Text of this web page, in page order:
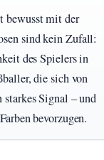
bewusst mit der
sind kein Zufall:
des Spielers in
die sich von
starkes Signal – und
bevorzugen.